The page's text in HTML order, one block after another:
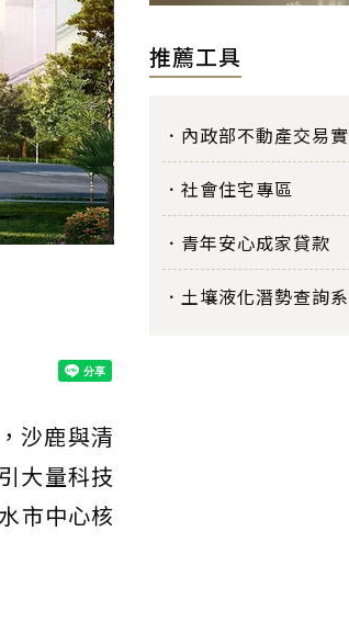
沙鹿與清
大量科技
市中心核
推薦工具
內政部不動產交易
社會住宅專區
青年安心成家貸款
土壤液化潛勢查詢